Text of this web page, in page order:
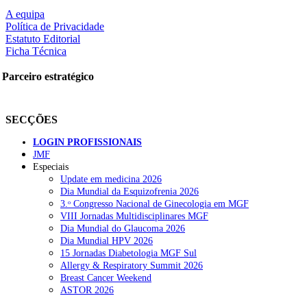
A equipa
Política de Privacidade
Estatuto Editorial
Ficha Técnica
Parceiro estratégico
SECÇÕES
LOGIN PROFISSIONAIS
JMF
Especiais
Update em medicina 2026
Dia Mundial da Esquizofrenia 2026
3.ᵒ Congresso Nacional de Ginecologia em MGF
VIII Jornadas Multidisciplinares MGF
Dia Mundial do Glaucoma 2026
Dia Mundial HPV 2026
15 Jornadas Diabetologia MGF Sul
Allergy & Respiratory Summit 2026
Breast Cancer Weekend
ASTOR 2026